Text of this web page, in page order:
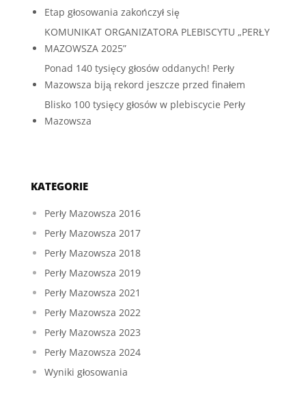
Etap głosowania zakończył się
KOMUNIKAT ORGANIZATORA PLEBISCYTU „PERŁY
MAZOWSZA 2025”
Ponad 140 tysięcy głosów oddanych! Perły
Mazowsza biją rekord jeszcze przed finałem
Blisko 100 tysięcy głosów w plebiscycie Perły
Mazowsza
KATEGORIE
Perły Mazowsza 2016
Perły Mazowsza 2017
Perły Mazowsza 2018
Perły Mazowsza 2019
Perły Mazowsza 2021
Perły Mazowsza 2022
Perły Mazowsza 2023
Perły Mazowsza 2024
Wyniki głosowania